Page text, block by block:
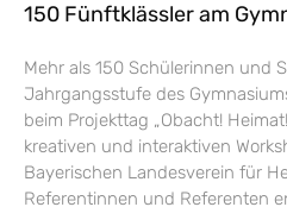
150 Fünftklässler am
Mehr als 150 Schülerinnen und
Jahrgangsstufe des
beim Projekttag „Obacht!
kreativen und interaktiven
Bayerischen Landesverein für
Referentinnen und Referenten